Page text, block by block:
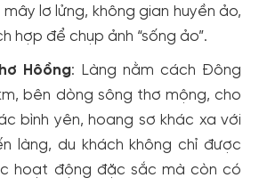
lơ lửng, không gian huyền ảo,
hợp để chụp ảnh “sống ảo”.
Hôồng: Làng nằm cách Đông
bên dòng sông thơ mộng, cho
bình yên, hoang sơ khác xa với
làng, du khách không chỉ được
hoạt động đặc sắc mà còn có